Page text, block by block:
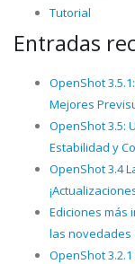
Tutorial
Entradas
OpenShot
Mejores
OpenShot 3.5:
Estabilidad y
OpenShot 3.4
Ediciones más
las novedades
OpenShot